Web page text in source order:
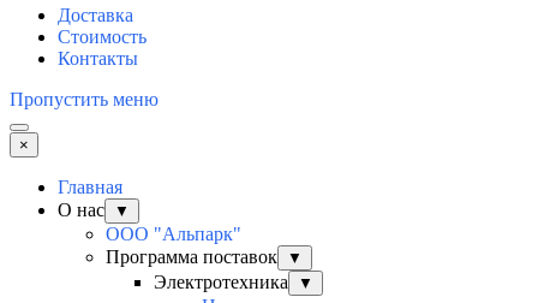
Доставка
Стоимость
Контакты
Пропустить меню
×
Главная
О нас
▼
ООО "Альпарк"
Программа поставок
▼
Электротехника ▼